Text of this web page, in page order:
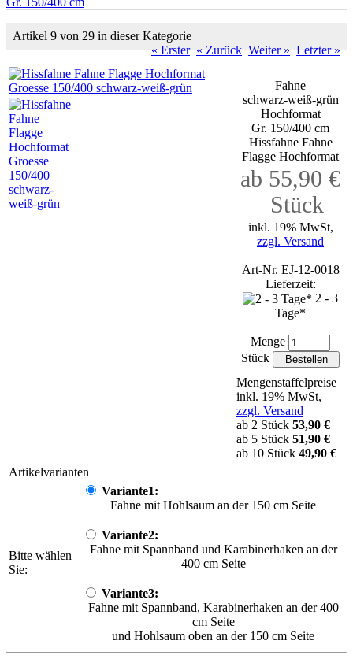
Artikel 9 von 29 in dieser Kategorie
« Erster « Zurück Weiter » Letzter »
Fahne
schwarz-weiß-grün
Hochformat
Gr. 150/400 cm
Hissfahne Fahne
Flagge Hochformat
ab 55,90 €
Stück
inkl. 19% MwSt,
zzgl. Versand
Art-Nr. EJ-12-0018
Lieferzeit:
2 - 3
Tage*
Menge
Stück
Mengenstaffelpreise
inkl. 19% MwSt,
zzgl. Versand
ab 2 Stück 53,90 €
ab 5 Stück 51,90 €
ab 10 Stück 49,90 €
Artikelvarianten
Bitte wählen
Sie:
Variante1:
Fahne mit Hohlsaum an der 150 cm Seite
Variante2:
Fahne mit Spannband und Karabinerhaken an der
400 cm Seite
Variante3:
Fahne mit Spannband, Karabinerhaken an der 400
cm Seite
und Hohlsaum oben an der 150 cm Seite